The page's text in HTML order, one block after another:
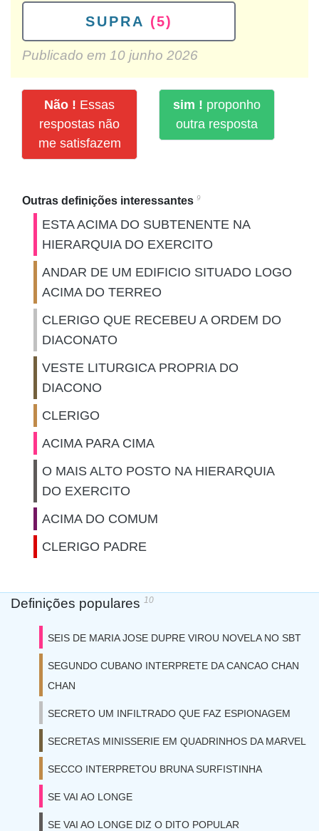
SUPRA (5)
Publicado em 10 junho 2026
Não ! Essas
respostas não
me satisfazem
sim ! proponho
outra resposta
Outras definições interessantes 9
ESTA ACIMA DO SUBTENENTE NA
HIERARQUIA DO EXERCITO
ANDAR DE UM EDIFICIO SITUADO LOGO
ACIMA DO TERREO
CLERIGO QUE RECEBEU A ORDEM DO
DIACONATO
VESTE LITURGICA PROPRIA DO
DIACONO
CLERIGO
ACIMA PARA CIMA
O MAIS ALTO POSTO NA HIERARQUIA
DO EXERCITO
ACIMA DO COMUM
CLERIGO PADRE
Definições populares 10
SEIS DE MARIA JOSE DUPRE VIROU NOVELA NO SBT
SEGUNDO CUBANO INTERPRETE DA CANCAO CHAN
CHAN
SECRETO UM INFILTRADO QUE FAZ ESPIONAGEM
SECRETAS MINISSERIE EM QUADRINHOS DA MARVEL
SECCO INTERPRETOU BRUNA SURFISTINHA
SE VAI AO LONGE
SE VAI AO LONGE DIZ O DITO POPULAR